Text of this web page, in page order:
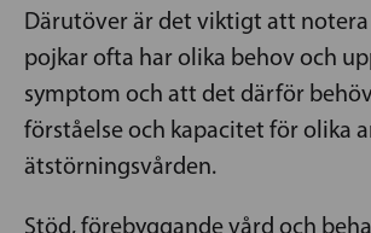
Därutöver är det viktigt att
pojkar ofta har olika behov och
symptom och att det därför
förståelse och kapacitet för olika
ätstörningsvården.
Stöd, förebyggande vård och